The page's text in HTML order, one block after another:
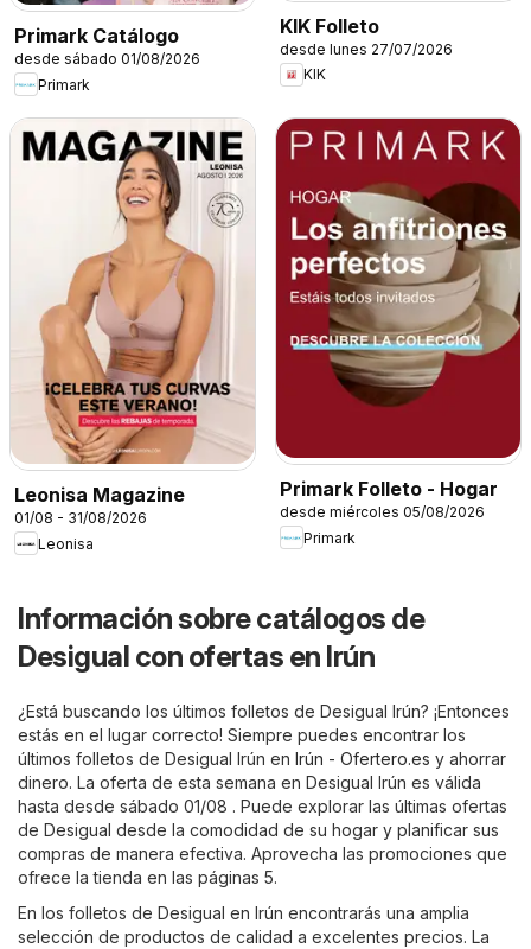
Primark Catálogo
desde sábado 01/08/2026
Primark
KIK Folleto
desde lunes 27/07/2026
KIK
Leonisa Magazine
01/08 - 31/08/2026
Leonisa
Primark Folleto - Hogar
desde miércoles 05/08/2026
Primark
Información sobre catálogos de
Desigual con ofertas en Irún
¿Está buscando los últimos folletos de Desigual Irún? ¡Entonces
estás en el lugar correcto! Siempre puedes encontrar los
últimos folletos de Desigual Irún en Irún - Ofertero.es y ahorrar
dinero. La oferta de esta semana en Desigual Irún es válida
hasta desde sábado 01/08 . Puede explorar las últimas ofertas
de Desigual desde la comodidad de su hogar y planificar sus
compras de manera efectiva. Aprovecha las promociones que
ofrece la tienda en las páginas 5.
En los folletos de Desigual en Irún encontrarás una amplia
selección de productos de calidad a excelentes precios. La